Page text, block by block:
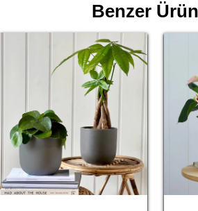
Benzer